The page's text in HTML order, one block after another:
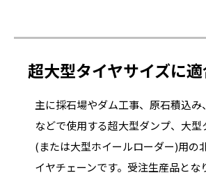
超大型タイヤサイズに
主に採石場やダム工事、原石積込
などで使用する超大型ダンプ、大型
(または大型ホイールローダー)用の
イヤチェーンです。受注生産品とな